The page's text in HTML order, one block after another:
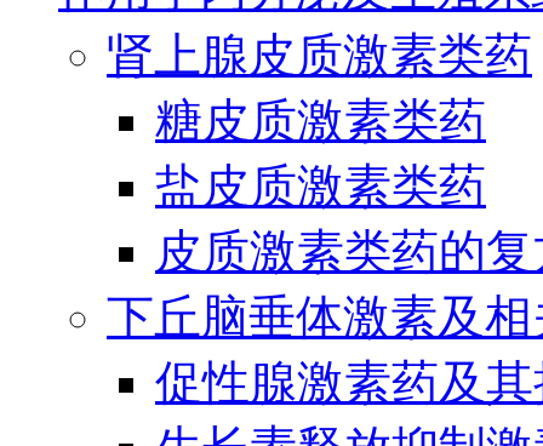
肾上腺皮质激素类药
糖皮质激素类药
盐皮质激素类药
皮质激素类药的
下丘脑垂体激素及
促性腺激素药及